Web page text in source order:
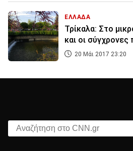
ΕΛΛΑΔΑ
Τρίκαλα: Στο
και οι σύγχρονες
20 Μάι 2017 23:20
Αναζήτηση στο CNN.gr